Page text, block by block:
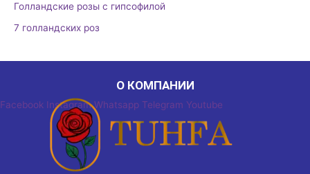
Голландские розы с гипсофилой
7 голландских роз
О КОМПАНИИ
Facebook Instagram Whatsapp Telegram Youtube